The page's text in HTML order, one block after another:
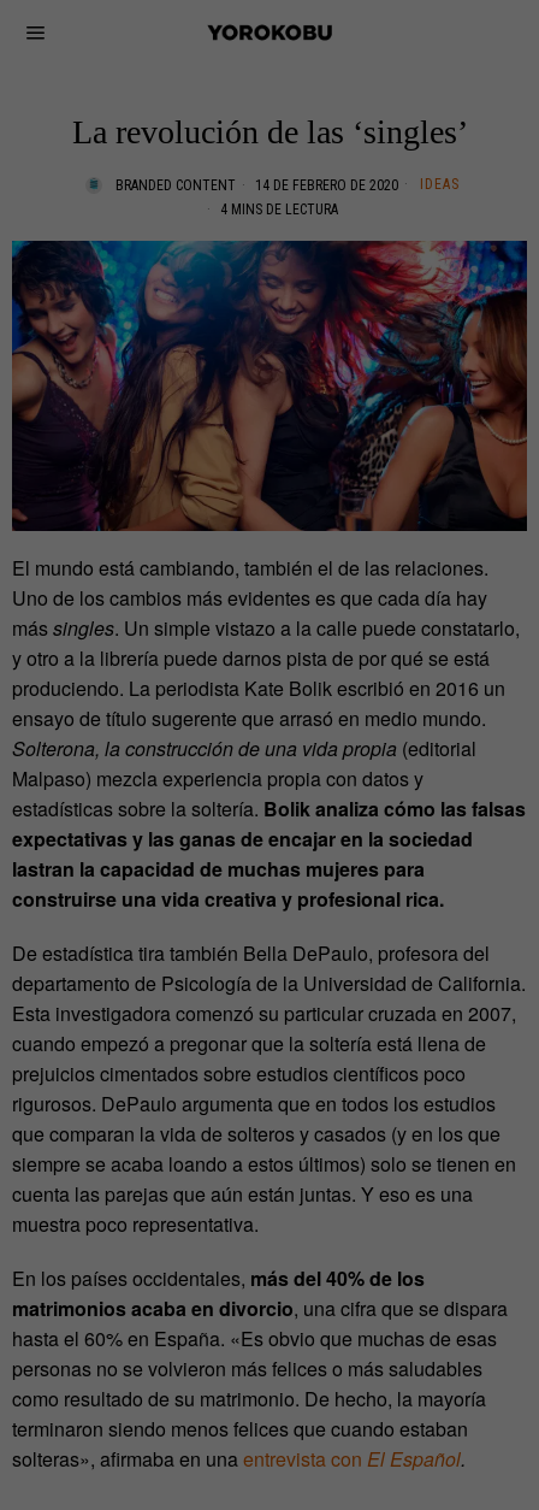
La revolución de las ‘singles’
BRANDED CONTENT 14 DE FEBRERO DE 2020
IDEAS
4 MINS DE LECTURA
El mundo está cambiando, también el de las relaciones.
Uno de los cambios más evidentes es que cada día hay
mássingles. Un simple vistazo a la calle puede constatarlo,
y otro a la librería puede darnos pista de por qué se está
produciendo. La periodista Kate Bolik escribió en 2016 un
ensayo de título sugerente que arrasó en medio mundo.
Solterona, la construcción de una vida propia (editorial
Malpaso) mezcla experiencia propia con datos y
estadísticas sobre la soltería. Bolik analiza cómo las falsas
expectativas y las ganas de encajar en la sociedad
lastran la capacidad de muchas mujeres para
construirse una vida creativa y profesional rica.
De estadística tira también Bella DePaulo, profesora del
departamento de Psicología de la Universidad de California.
Esta investigadora comenzó su particular cruzada en 2007,
cuando empezó a pregonar que la soltería está llena de
prejuicios cimentados sobre estudios científicos poco
rigurosos. DePaulo argumenta que en todos los estudios
que comparan la vida de solteros y casados (y en los que
siempre se acaba loando a estos últimos) solo se tienen en
cuenta las parejas que aún están juntas. Y eso es una
muestra poco representativa.
En los países occidentales, más del 40% de los
matrimonios acaba en divorcio, una cifra que se dispara
hasta el 60% en España. «Es obvio que muchas de esas
personas no se volvieron más felices o más saludables
como resultado de su matrimonio. De hecho, la mayoría
terminaron siendo menos felices que cuando estaban
solteras», afirmaba en unaentrevista con El Español.